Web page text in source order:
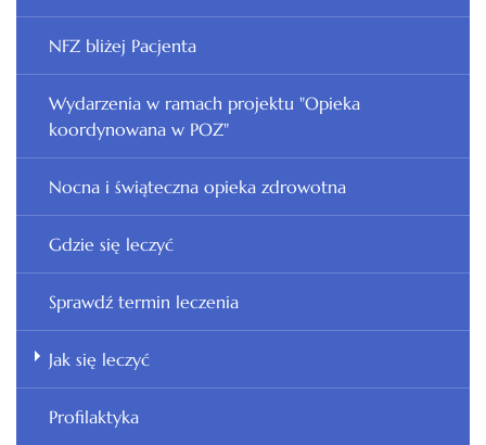
NFZ bliżej Pacjenta
Wydarzenia w ramach projektu "Opieka
koordynowana w POZ"
Nocna i świąteczna opieka zdrowotna
Gdzie się leczyć
Sprawdź termin leczenia
Jak się leczyć
Profilaktyka